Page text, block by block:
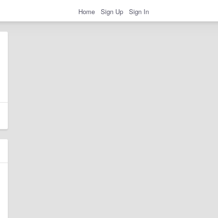
Home Sign Up Sign In